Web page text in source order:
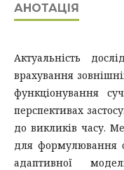
АНОТАЦІЯ
Актуальність
врахування
функціонування
перспективах
до викликів часу.
для формулювання
адаптивної